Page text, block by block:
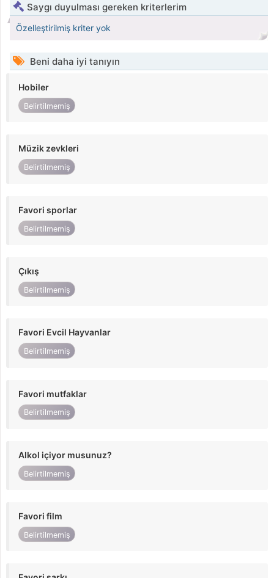
Saygı duyulması gereken kriterlerim
Özelleştirilmiş kriter yok
Beni daha iyi tanıyın
Hobiler
Belirtilmemiş
Müzik zevkleri
Belirtilmemiş
Favori sporlar
Belirtilmemiş
Çıkış
Belirtilmemiş
Favori Evcil Hayvanlar
Belirtilmemiş
Favori mutfaklar
Belirtilmemiş
Alkol içiyor musunuz?
Belirtilmemiş
Favori film
Belirtilmemiş